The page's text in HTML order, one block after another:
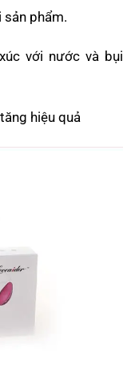
sản phẩm.
với nước và bụi
hiệu quả